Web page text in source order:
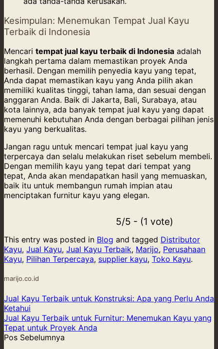
Kesimpulan: Menemukan Tempat Jual Kayu
Terbaik di Indonesia
Mencari tempat jual kayu terbaik di Indonesia adalah
langkah pertama dalam memastikan proyek Anda
berhasil. Dengan memilih penyedia kayu yang tepat,
Anda dapat memastikan kayu yang Anda pilih akan
memiliki kualitas tinggi, tahan lama, dan sesuai dengan
anggaran Anda. Baik di Jakarta, Bali, Surabaya, atau
kota lainnya, ada banyak tempat jual kayu yang dapat
memenuhi kebutuhan Anda dengan berbagai pilihan jenis
kayu yang berkualitas.
Jangan ragu untuk mencari tempat jual kayu yang
terpercaya dan selalu melakukan riset sebelum membeli.
Dengan memilih kayu yang tepat dari tempat yang
tepat, Anda akan mendapatkan hasil yang memuaskan,
baik itu untuk membangun rumah impian atau
menciptakan furnitur kayu yang elegan.
5/5 - (1 vote)
This entry was posted in Blog and tagged Distributor
Kayu, Jual Kayu, Jual Kayu Terbaik, Marijo, Perusahaan
Kayu, Pilihan Terpercaya, supplier kayu, Toko Kayu.
marijo.co.id
Jual Kayu Terbaik untuk Konstruksi: Apa yang Perlu Anda
Ketahui
Jual Kayu Terbaik untuk Furnitur: Menemukan Kayu yang
Tepat untuk Proyek Anda
Pos Sebelumnya